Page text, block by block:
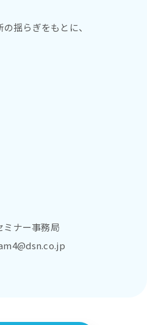
揺らぎをもとに、
ミナー事務局